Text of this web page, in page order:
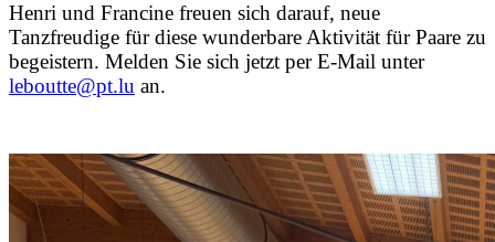
Henri und Francine freuen sich darauf, neue
Tanzfreudige für diese wunderbare Aktivität für Paare zu
begeistern. Melden Sie sich jetzt per E-Mail unter
leboutte@pt.lu an.